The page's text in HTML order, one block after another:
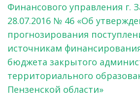
Финансового управления г.
28.07.2016 № 46 «Об
прогнозирования
источникам
бюджета закрытого
территориального
Пензенской области»